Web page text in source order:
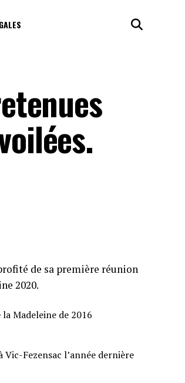
de sa première réunion
2020.
Madeleine de 2016
Vic-Fezensac l’année dernière